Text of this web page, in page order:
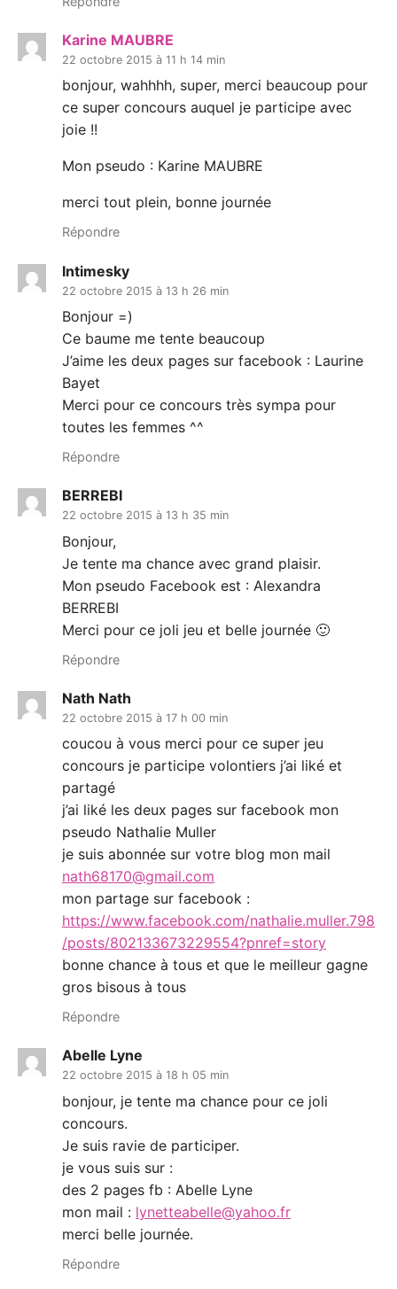
Karine MAUBRE
22 octobre 2015 à 11 h 14 min
bonjour, wahhhh, super, merci beaucoup pour
ce super concours auquel je participe avec
joie !!
Mon pseudo : Karine MAUBRE
merci tout plein, bonne journée
Répondre
Intimesky
22 octobre 2015 à 13 h 26 min
Bonjour =)
Ce baume me tente beaucoup
J’aime les deux pages sur facebook : Laurine
Bayet
Merci pour ce concours très sympa pour
toutes les femmes ^^
Répondre
BERREBI
22 octobre 2015 à 13 h 35 min
Bonjour,
Je tente ma chance avec grand plaisir.
Mon pseudo Facebook est : Alexandra
BERREBI
Merci pour ce joli jeu et belle journée 🙂
Répondre
Nath Nath
22 octobre 2015 à 17 h 00 min
coucou à vous merci pour ce super jeu
concours je participe volontiers j’ai liké et
partagé
j’ai liké les deux pages sur facebook mon
pseudo Nathalie Muller
je suis abonnée sur votre blog mon mail
nath68170@gmail.com
mon partage sur facebook :
https://www.facebook.com/nathalie.muller.798
/posts/802133673229554?pnref=story
bonne chance à tous et que le meilleur gagne
gros bisous à tous
Répondre
Abelle Lyne
22 octobre 2015 à 18 h 05 min
bonjour, je tente ma chance pour ce joli
concours.
Je suis ravie de participer.
je vous suis sur :
des 2 pages fb : Abelle Lyne
mon mail : lynetteabelle@yahoo.fr
merci belle journée.
Répondre